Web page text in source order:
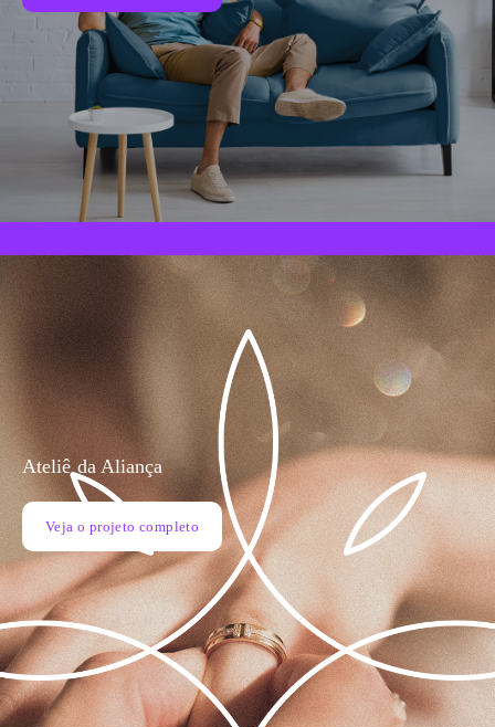
Ateliê da Aliança
Veja o projeto completo